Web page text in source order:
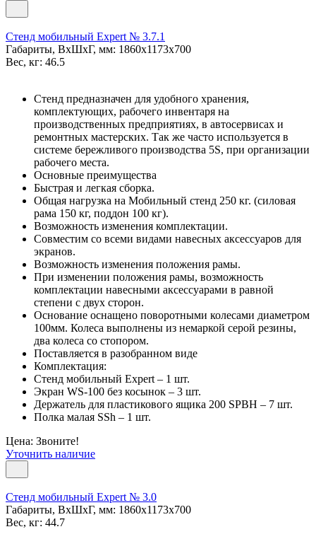
Стенд мобильный Expert № 3.7.1
Габариты, ВxШxГ, мм: 1860x1173x700
Вес, кг: 46.5
Стенд предназначен для удобного хранения,
комплектующих, рабочего инвентаря на
производственных предприятиях, в автосервисах и
ремонтных мастерских. Так же часто используется в
системе бережливого производства 5S, при организации
рабочего места.
Основные преимущества
Быстрая и легкая сборка.
Общая нагрузка на Мобильный стенд 250 кг. (силовая
рама 150 кг, поддон 100 кг).
Возможность изменения комплектации.
Совместим со всеми видами навесных аксессуаров для
экранов.
Возможность изменения положения рамы.
При изменении положения рамы, возможность
комплектации навесными аксессуарами в равной
степени с двух сторон.
Основание оснащено поворотными колесами диаметром
100мм. Колеса выполнены из немаркой серой резины,
два колеса со стопором.
Поставляется в разобранном виде
Комплектация:
Стенд мобильный Expert – 1 шт.
Экран WS-100 без косынок – 3 шт.
Держатель для пластикового ящика 200 SPBH – 7 шт.
Полка малая SSh – 1 шт.
Цена: Звоните!
Уточнить наличие
Стенд мобильный Expert № 3.0
Габариты, ВxШxГ, мм: 1860x1173x700
Вес, кг: 44.7